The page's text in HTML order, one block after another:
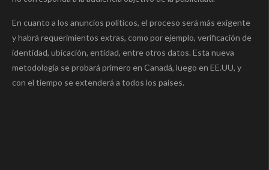
En cuanto a los anuncios políticos, el proceso será más exigente
y habrá requerimientos extras, como por ejemplo, verificación de
identidad, ubicación, entidad, entre otros datos. Esta nueva
metodología se probará primero en Canadá, luego en EE.UU, y
con el tiempo se extenderá a todos los países.